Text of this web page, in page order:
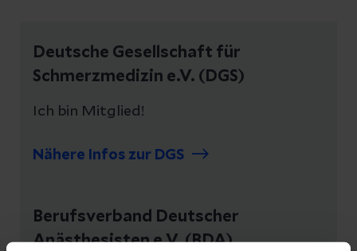
Deutsche Gesellschaft für
Schmerzmedizin e.V. (DGS)
Ich bin Mitglied!
Nähere Infos zur DGS
Berufsverband Deutscher
Anästhesisten e.V. (BDA)